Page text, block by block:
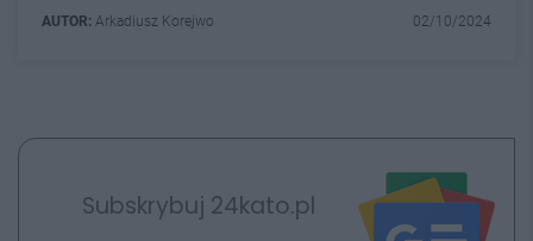
AUTOR: Arkadiusz Korejwo 02/10/2024
Subskrybuj 24kato.pl